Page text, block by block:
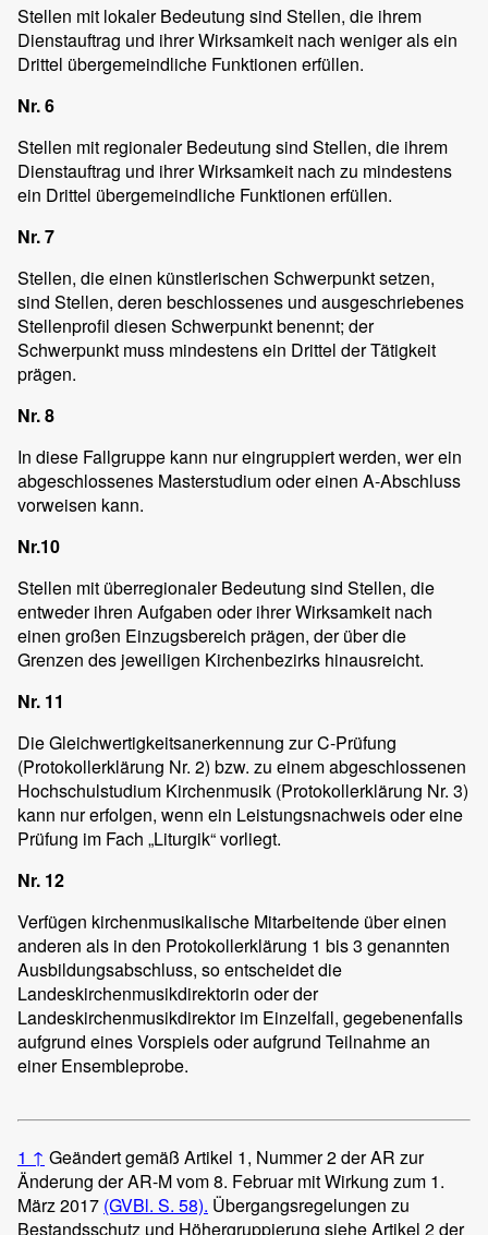
Stellen mit lokaler Bedeutung sind Stellen, die ihrem
Dienstauftrag und ihrer Wirksamkeit nach weniger als ein
Drittel übergemeindliche Funktionen erfüllen.
Nr. 6
Stellen mit regionaler Bedeutung sind Stellen, die ihrem
Dienstauftrag und ihrer Wirksamkeit nach zu mindestens
ein Drittel übergemeindliche Funktionen erfüllen.
Nr. 7
Stellen, die einen künstlerischen Schwerpunkt setzen,
sind Stellen, deren beschlossenes und ausgeschriebenes
Stellenprofil diesen Schwerpunkt benennt; der
Schwerpunkt muss mindestens ein Drittel der Tätigkeit
prägen.
Nr. 8
In diese Fallgruppe kann nur eingruppiert werden, wer ein
abgeschlossenes Masterstudium oder einen A-Abschluss
vorweisen kann.
Nr.10
Stellen mit überregionaler Bedeutung sind Stellen, die
entweder ihren Aufgaben oder ihrer Wirksamkeit nach
einen großen Einzugsbereich prägen, der über die
Grenzen des jeweiligen Kirchenbezirks hinausreicht.
Nr. 11
Die Gleichwertigkeitsanerkennung zur C-Prüfung
(Protokollerklärung Nr. 2) bzw. zu einem abgeschlossenen
Hochschulstudium Kirchenmusik (Protokollerklärung Nr. 3)
kann nur erfolgen, wenn ein Leistungsnachweis oder eine
Prüfung im Fach „Liturgik“ vorliegt.
Nr. 12
Verfügen kirchenmusikalische Mitarbeitende über einen
anderen als in den Protokollerklärung 1 bis 3 genannten
Ausbildungsabschluss, so entscheidet die
Landeskirchenmusikdirektorin oder der
Landeskirchenmusikdirektor im Einzelfall, gegebenenfalls
aufgrund eines Vorspiels oder aufgrund Teilnahme an
einer Ensembleprobe.
1 ↑ Geändert gemäß Artikel 1, Nummer 2 der AR zur
Änderung der AR-M vom 8. Februar mit Wirkung zum 1.
März 2017 (GVBl. S. 58). Übergangsregelungen zu
Bestandsschutz und Höhergruppierung siehe Artikel 2 der